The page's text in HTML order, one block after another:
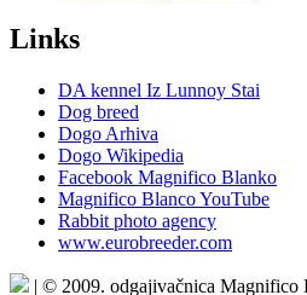
Links
DA kennel Iz Lunnoy Stai
Dog breed
Dogo Arhiva
Dogo Wikipedia
Facebook Magnifico Blanko
Magnifico Blanco YouTube
Rabbit photo agency
www.eurobreeder.com
| © 2009. odgajivačnica